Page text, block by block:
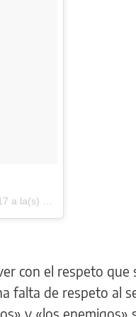
6:53 PST
con el respeto que
falta de respeto al
y «los enemigos»